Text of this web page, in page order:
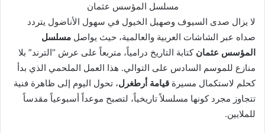
مسلسل المؤسس عثمان
لا يزال صدى السيوف وصهيل الخيول في سهول الأناضول يتردد
صداه عبر الشاشات العربية والعالمية، حيث يواصل مسلسل
المؤسس عثمان كتابة التاريخ درامياً، متربعاً على عرش “الترند” بلا
منازع للموسم السادس على التوالي. هذا العمل الملحمي الذي بدأ
كحلم لاستكمال مسيرة قيامة أرطغرل، تحول اليوم إلى ظاهرة فنية
تتجاوز مجرد كونها مسلسلاً تاريخياً، لتصبح موعداً أسبوعياً مقدساً
للملايين.